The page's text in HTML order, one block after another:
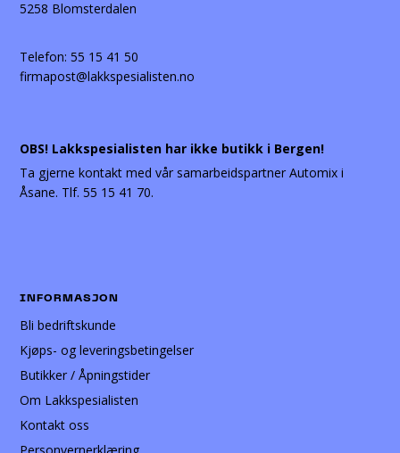
5258 Blomsterdalen
Telefon:55 15 41 50
firmapost@lakkspesialisten.no
OBS! Lakkspesialisten har ikke butikk i Bergen!
Ta gjerne kontakt med vår samarbeidspartner Automix i
Åsane. Tlf. 55 15 41 70.
INFORMASJON
Bli bedriftskunde
Kjøps- og leveringsbetingelser
Butikker / Åpningstider
Om Lakkspesialisten
Kontakt oss